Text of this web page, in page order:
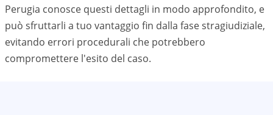
Perugia conosce questi dettagli in modo approfondito, e
può sfruttarli a tuo vantaggio fin dalla fase stragiudiziale,
evitando errori procedurali che potrebbero
compromettere l'esito del caso.